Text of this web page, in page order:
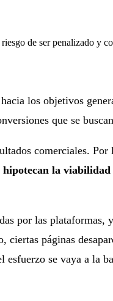
de ser penalizado y
los objetivos
que se
comerciales.
la
por las plataformas,
páginas
se vaya a la